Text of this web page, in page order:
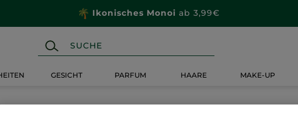
Ikonisches Monoi ab 3,99€
GESICHT PARFUM HAARE MAKE-UP